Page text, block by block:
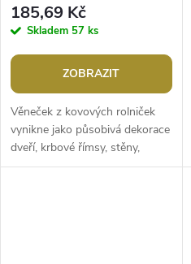
185,69 Kč
Skladem 57 ks
ZOBRAZIT
Věneček z kovových rolniček
vynikne jako působivá dekorace
dveří, krbové římsy, stěny,
zakomponovaný na sváteční